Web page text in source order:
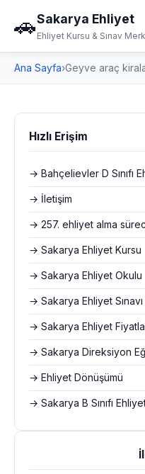
🚗Sakarya Ehliyet
Ehliyet Kursu & Sınav
Ana Sayfa›Geyve araç
Hızlı Erişim
→ Bahçelievler D Sınıfı
→ İletişim
→ 257. ehliyet alma
→ Sakarya Ehliyet Kursu
→ Sakarya Ehliyet Okulu
→ Sakarya Ehliyet Sınavı
→ Sakarya Ehliyet
→ Sakarya Direksiyon
→ Ehliyet Dönüşümü
→ Sakarya B Sınıfı